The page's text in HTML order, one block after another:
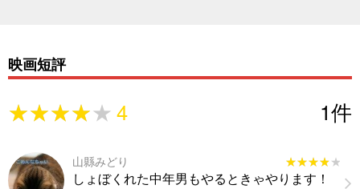
映画短評
★★★★★
★★★★★4 1件
山縣みどり ★★★★★
★★★★★
しょぼくれた中年男もやるときゃやります！